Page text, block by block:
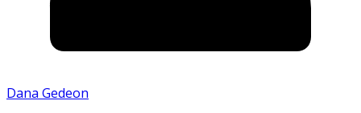
Dana Gedeon